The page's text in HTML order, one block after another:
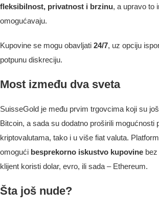
fleksibilnost, privatnost i brzinu, a upravo to
omogućavaju.
Kupovine se mogu obavljati 24/7, uz opciju
potpunu diskreciju.
Most između dva sveta
SuisseGold je među prvim trgovcima koji su
Bitcoin, a sada su dodatno proširili
kriptovalutama, tako i u više fiat valuta.
omogući besprekorno iskustvo kupovine
klijent koristi dolar, evro, ili sada – Ethereum.
Šta još nude?